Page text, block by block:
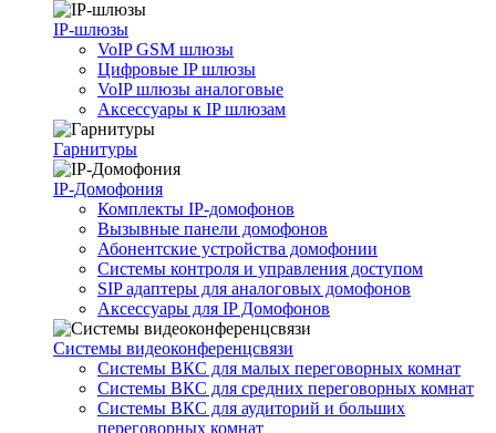
IP-шлюзы
VoIP GSM шлюзы
Цифровые IP шлюзы
VoIP шлюзы аналоговые
Аксессуары к IP шлюзам
Гарнитуры
IP-Домофония
Комплекты IP-домофонов
Вызывные панели домофонов
Абонентские устройства домофонии
Системы контроля и управления доступом
SIP адаптеры для аналоговых домофонов
Аксессуары для IP Домофонов
Системы видеоконференцсвязи
Системы ВКС для малых переговорных комнат
Системы ВКС для средних переговорных комнат
Системы ВКС для аудиторий и больших
переговорных комнат